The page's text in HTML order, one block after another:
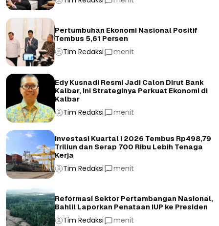
Pertumbuhan Ekonomi Nasional Positif
Tembus 5,61 Persen
Tim Redaksi menit
Edy Kusnadi Resmi Jadi Calon Dirut Bank
Kalbar, Ini Strateginya Perkuat Ekonomi di
Kalbar
Tim Redaksi menit
Investasi Kuartal I 2026 Tembus Rp498,79
Triliun dan Serap 700 Ribu Lebih Tenaga
Kerja
Tim Redaksi menit
Reformasi Sektor Pertambangan Nasional,
Bahlil Laporkan Penataan IUP ke Presiden
Tim Redaksi menit